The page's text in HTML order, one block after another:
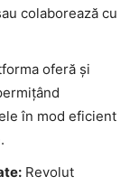
colaborează cu
oferă și
în mod eficient
Revolut